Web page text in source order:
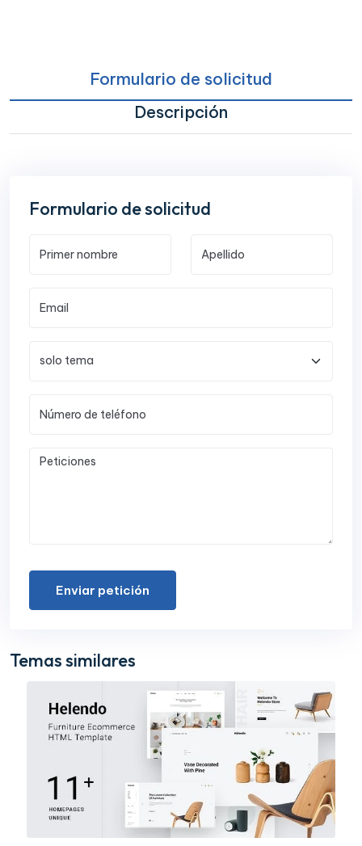
Formulario de solicitud
Descripción
Formulario de solicitud
Enviar petición
Temas similares